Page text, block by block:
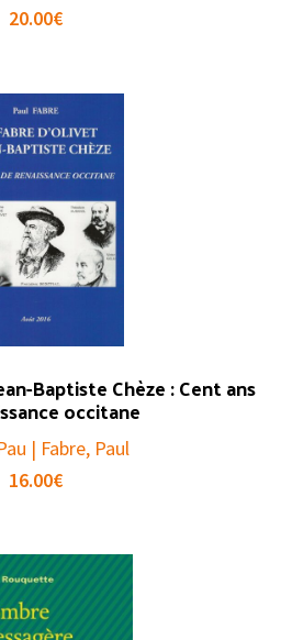
20.00€
Baptiste Chèze : Cent ans
occitane
| Fabre, Paul
16.00€